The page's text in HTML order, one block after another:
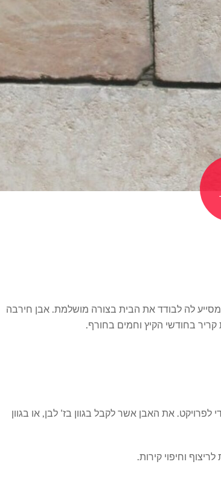
ישראלית, בעובי של 4 ס"מ, עובי אשר מסייע לה לבודד את הבית בצורה מושלמת. אבן חירבה
בחודשי הקיץ וחמים בחורף.
לפרויקט. את האבן אשר לקבל בגוון בז' לבן, או בגוון
וחיפוי קירות.